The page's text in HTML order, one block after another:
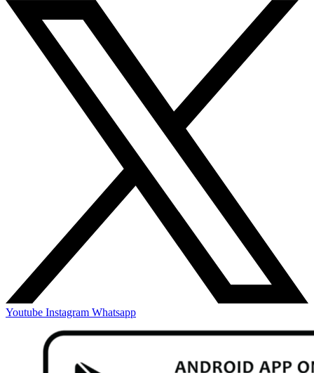
Youtube Instagram Whatsapp